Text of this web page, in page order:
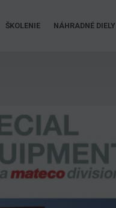
ŠKOLENIE NÁHRADNÉ DIELY